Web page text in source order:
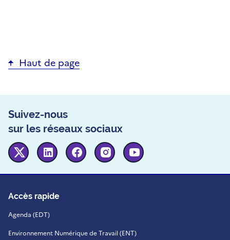
Haut de page
Suivez-nous
sur les réseaux sociaux
Twitter Linkedin FacebookInstagram
Accès rapide
Agenda (EDT)
Environnement Numérique de Travail (ENT)